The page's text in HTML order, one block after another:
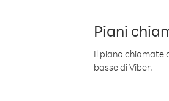
Piani
Il piano chiamate
basse di Viber.